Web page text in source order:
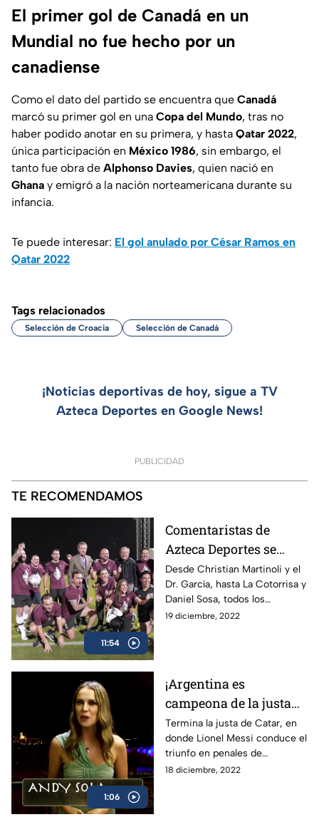
El primer gol de Canadá en un
Mundial no fue hecho por un
canadiense
Como el dato del partido se encuentra que Canadá
marcó su primer gol en una Copa del Mundo, tras no
haber podido anotar en su primera, y hasta Qatar 2022,
única participación en México 1986, sin embargo, el
tanto fue obra de Alphonso Davies, quien nació en
Ghana y emigró a la nación norteamericana durante su
infancia.
Te puede interesar: El gol anulado por César Ramos en
Qatar 2022
Tags relacionados
Selección de Croacia Selección de Canadá
¡Noticias deportivas de hoy, sigue a TV
Azteca Deportes en Google News!
PUBLICIDAD
TE RECOMENDAMOS
11:54
Comentaristas de
Azteca Deportes se
enfrentan en Qatar |
Cascarita Azteca
Desde Christian Martinoli y el
Dr. García, hasta La Cotorrisa y
Daniel Sosa, todos los
comentaristas de Azteca
19 diciembre, 2022
1:06
¡Argentina es
campeona de la justa
de Catar! | El Var Doha
Termina la justa de Catar, en
donde Lionel Messi conduce el
triunfo en penales de
Argentina sobre Francia, en
18 diciembre, 2022